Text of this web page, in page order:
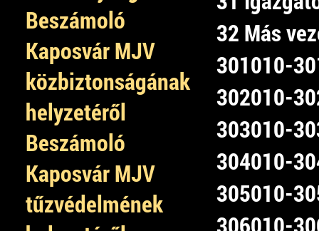
Beszámoló
Kaposvár MJV
közbiztonságának
helyzetéről
Beszámoló
Kaposvár MJV
tűzvédelmének
32 Más
301010-
302010-
303010-
304010-
305010-